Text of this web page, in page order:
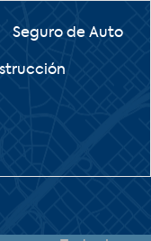
Seguro de Auto